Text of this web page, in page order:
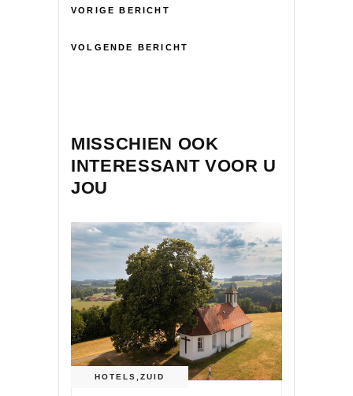
VORIGE BERICHT
VOLGENDE BERICHT
MISSCHIEN OOK
INTERESSANT VOOR U
JOU
HOTELS ZUID